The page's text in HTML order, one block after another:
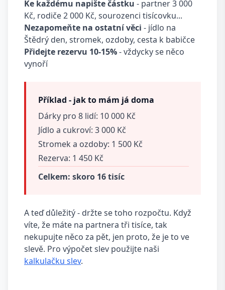
Ke každému napište částku - partner 3 000
Kč, rodiče 2 000 Kč, sourozenci tisícovku...
Nezapomeňte na ostatní věci - jídlo na
Štědrý den, stromek, ozdoby, cesta k babičce
Přidejte rezervu 10-15%- vždycky se něco
vynoří
Příklad - jak to mám já doma
Dárky pro 8 lidí: 10 000 Kč
Jídlo a cukroví: 3 000 Kč
Stromek a ozdoby: 1 500 Kč
Rezerva: 1 450 Kč
Celkem: skoro 16 tisíc
A teď důležitý - držte se toho rozpočtu. Když
víte, že máte na partnera tři tisíce, tak
nekupujte něco za pět, jen proto, že je to ve
slevě. Pro výpočet slev použijte naši
kalkulačku slev.